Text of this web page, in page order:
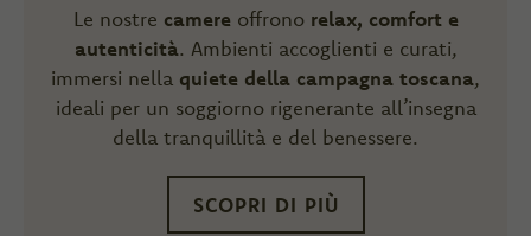
Le nostre camere offrono relax, comfort e
autenticità. Ambienti accoglienti e curati,
immersi nella quiete della campagna toscana,
ideali per un soggiorno rigenerante all’insegna
della tranquillità e del benessere.
SCOPRI DI PIÙ